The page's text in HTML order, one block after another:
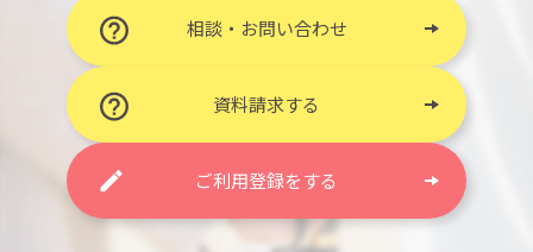
相談・お問い合わせ
資料請求する
ご利用登録をする